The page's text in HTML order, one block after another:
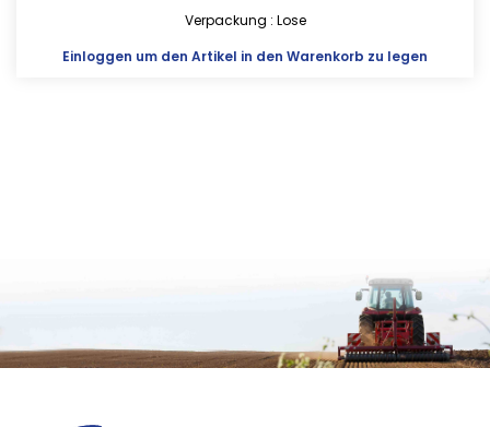
Verpackung : Lose
Einloggen um den Artikel in den Warenkorb zu legen